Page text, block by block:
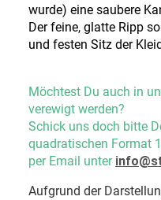
wurde) eine saubere
Der feine, glatte Ripp
und festen Sitz der
Möchtest Du auch in
verewigt werden?
Schick uns doch bitte
quadratischen Format
per Email unter
Aufgrund der